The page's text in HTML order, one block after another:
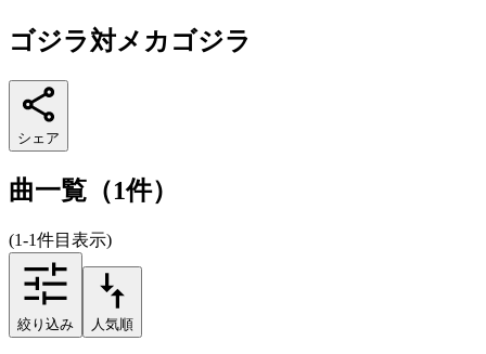
ゴジラ対メカゴジラ
シェア
曲一覧（1件）
(1-1件目表示)
絞り込み 人気順